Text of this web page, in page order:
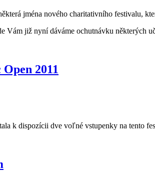
jména nového charitativního festivalu,
Vám již nyní dáváme ochutnávku některých
2011
k dispozícii dve voľné vstupenky na tento